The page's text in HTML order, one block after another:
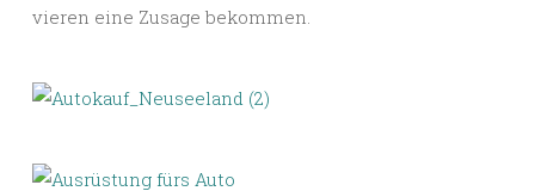
vieren eine Zusage bekommen.